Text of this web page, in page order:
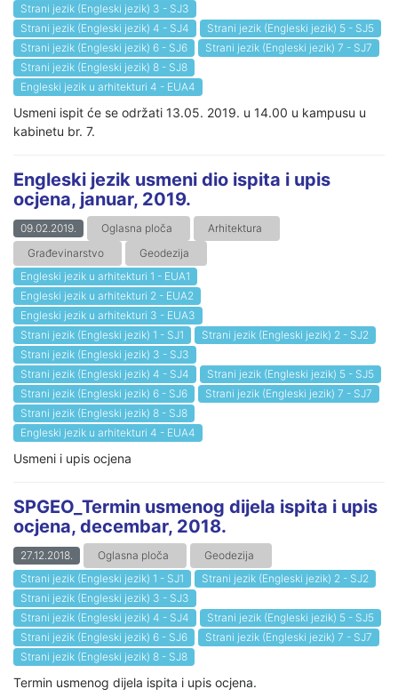
Strani jezik (Engleski jezik) 3 - SJ3
Strani jezik (Engleski jezik) 4 - SJ4
Strani jezik (Engleski jezik) 5 - SJ5
Strani jezik (Engleski jezik) 6 - SJ6
Strani jezik (Engleski jezik) 7 - SJ7
Strani jezik (Engleski jezik) 8 - SJ8
Engleski jezik u arhitekturi 4 - EUA4
Usmeni ispit će se održati 13.05. 2019. u 14.00 u kampusu u
kabinetu br. 7.
Engleski jezik usmeni dio ispita i upis
ocjena, januar, 2019.
09.02.2019. Oglasna ploča
Arhitektura
Građevinarstvo
Geodezija
Engleski jezik u arhitekturi 1 - EUA1
Engleski jezik u arhitekturi 2 - EUA2
Engleski jezik u arhitekturi 3 - EUA3
Strani jezik (Engleski jezik) 1 - SJ1
Strani jezik (Engleski jezik) 2 - SJ2
Strani jezik (Engleski jezik) 3 - SJ3
Strani jezik (Engleski jezik) 4 - SJ4
Strani jezik (Engleski jezik) 5 - SJ5
Strani jezik (Engleski jezik) 6 - SJ6
Strani jezik (Engleski jezik) 7 - SJ7
Strani jezik (Engleski jezik) 8 - SJ8
Engleski jezik u arhitekturi 4 - EUA4
Usmeni i upis ocjena
SPGEO_Termin usmenog dijela ispita i upis
ocjena, decembar, 2018.
27.12.2018. Oglasna ploča
Geodezija
Strani jezik (Engleski jezik) 1 - SJ1
Strani jezik (Engleski jezik) 2 - SJ2
Strani jezik (Engleski jezik) 3 - SJ3
Strani jezik (Engleski jezik) 4 - SJ4
Strani jezik (Engleski jezik) 5 - SJ5
Strani jezik (Engleski jezik) 6 - SJ6
Strani jezik (Engleski jezik) 7 - SJ7
Strani jezik (Engleski jezik) 8 - SJ8
Termin usmenog dijela ispita i upis ocjena.